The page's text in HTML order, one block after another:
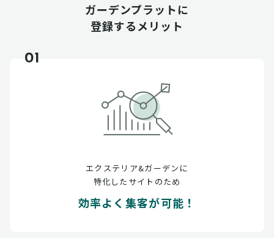
ガーデンプラットに
登録するメリット
01
エクステリア&ガーデンに
特化したサイトのため
効率よく集客が可能！